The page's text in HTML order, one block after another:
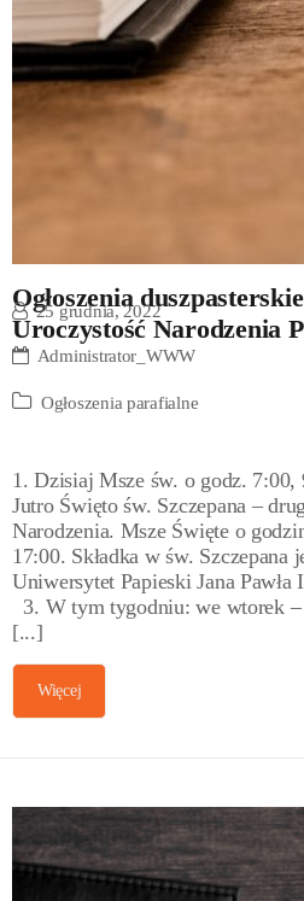
Ogłoszenia
Uroczystość Narodzenia
25 grudnia, 2022
Administrator_WWW
Ogłoszenia parafialne
1. Dzisiaj Msze św. o godz.
Jutro Święto św. Szczepana –
Narodzenia. Msze Święte o
17:00. Składka w św. Szczepana
Uniwersytet Papieski Jana
3. W tym tygodniu: we wtorek –
[...]
Więcej